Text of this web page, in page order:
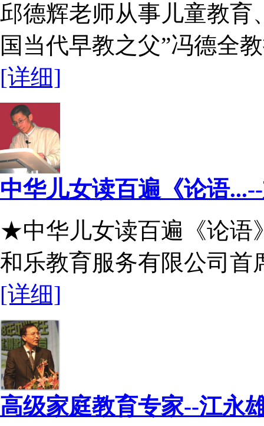
邱德辉老师从事儿童教育
国当代早教之父”冯德全
[详细]
中华儿女读百遍《论语
★中华儿女读百遍《论语
和乐教育服务有限公司首
[详细]
高级家庭教育专家--江永